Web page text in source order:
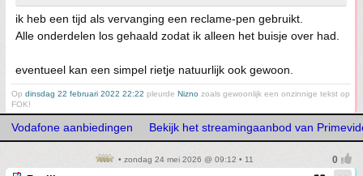
ik heb een tijd als vervanging een reclame-pen gebruikt.
Alle onderdelen los gehaald zodat ik alleen het buisje over had.
eventueel kan een simpel rietje natuurlijk ook gewoon.
Op dinsdag 22 februari 2022 22:22 pleurde Nizno zoals gewoonlijk een onzinnige tekst op
FOK!
Vodafone aanbiedingen Bekijk het streamingaanbod van
• zondag 24 mei 2026 @ 09:12 • 11